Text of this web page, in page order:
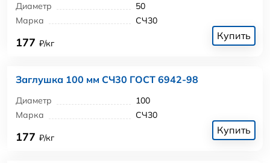
Диаметр
50
Марка
СЧ30
177 ₽/кг
Купить
Заглушка 100 мм СЧ30 ГОСТ 6942-98
Диаметр
100
Марка
СЧ30
177 ₽/кг
Купить